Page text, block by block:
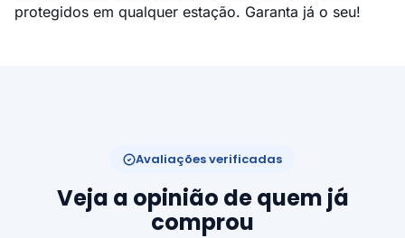
protegidos em qualquer estação. Garanta já o seu!
Avaliações verificadas
Veja a opinião de quem já
comprou